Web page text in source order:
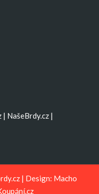
| NašeBrdy.cz |
| Design: Macho